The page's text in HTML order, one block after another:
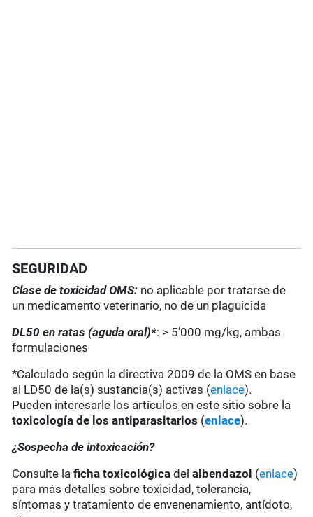
SEGURIDAD
Clase de toxicidad OMS: no aplicable por tratarse de
un medicamento veterinario, no de un plaguicida
DL50 en ratas (aguda oral)*: > 5'000 mg/kg, ambas
formulaciones
*Calculado según la directiva 2009 de la OMS en base
al LD50 de la(s) sustancia(s) activas (enlace).
Pueden interesarle los artículos en este sitio sobre la
toxicología de los antiparasitarios (enlace).
¿Sospecha de intoxicación?
Consulte laficha toxicológica delalbendazol (enlace)
para más detalles sobre toxicidad, tolerancia,
síntomas y tratamiento de envenenamiento, antídoto,